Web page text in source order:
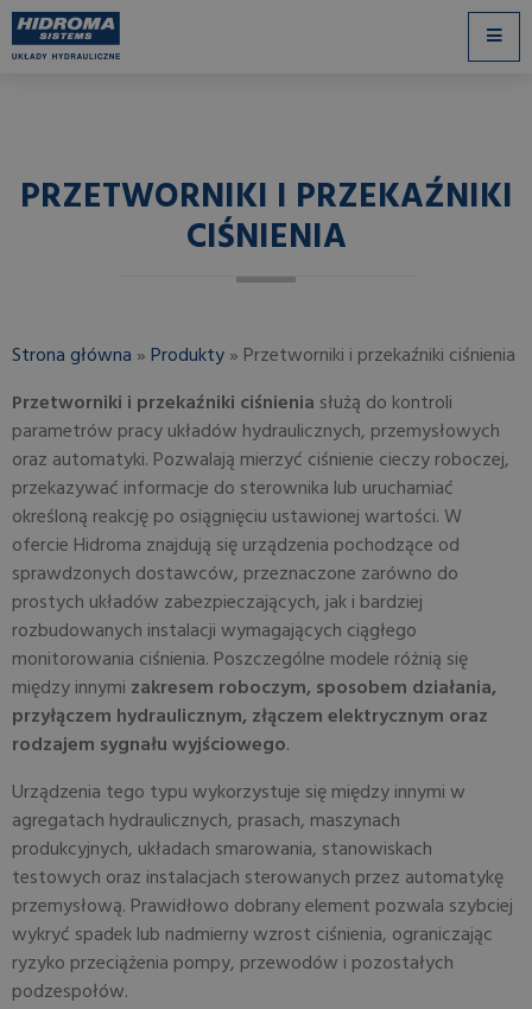
PRZETWORNIKI I PRZEKAŹNIKI
CIŚNIENIA
Strona główna »Produkty» Przetworniki i przekaźniki ciśnienia
Przetworniki i przekaźniki ciśnienia służą do kontroli
parametrów pracy układów hydraulicznych, przemysłowych
oraz automatyki. Pozwalają mierzyć ciśnienie cieczy roboczej,
przekazywać informacje do sterownika lub uruchamiać
określoną reakcję po osiągnięciu ustawionej wartości. W
ofercie Hidroma znajdują się urządzenia pochodzące od
sprawdzonych dostawców, przeznaczone zarówno do
prostych układów zabezpieczających, jak i bardziej
rozbudowanych instalacji wymagających ciągłego
monitorowania ciśnienia. Poszczególne modele różnią się
między innymi zakresem roboczym, sposobem działania,
przyłączem hydraulicznym, złączem elektrycznym oraz
rodzajem sygnału wyjściowego.
Urządzenia tego typu wykorzystuje się między innymi w
agregatach hydraulicznych, prasach, maszynach
produkcyjnych, układach smarowania, stanowiskach
testowych oraz instalacjach sterowanych przez automatykę
przemysłową. Prawidłowo dobrany element pozwala szybciej
wykryć spadek lub nadmierny wzrost ciśnienia, ograniczając
ryzyko przeciążenia pompy, przewodów i pozostałych
podzespołów.